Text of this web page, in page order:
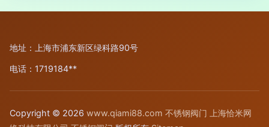
地址：上海市浦东新区绿科路90号
电话：1719184**
Copyright © 2026 www.qiami88.com 不锈钢阀门
上海恰米网